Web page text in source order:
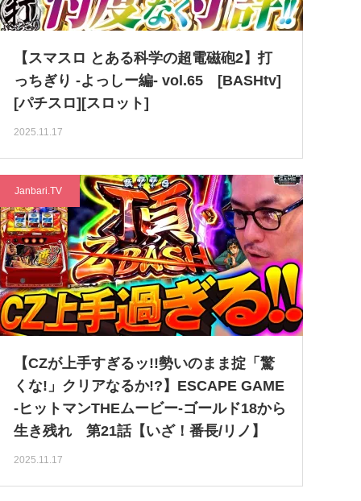
【スマスロ とある科学の超電磁砲2】打
っちぎり -よっしー編- vol.65 [BASHtv]
[パチスロ][スロット]
2025.11.17
Janbari.TV
【CZが上手すぎるッ!!勢いのまま掟「驚
くな!」クリアなるか!?】ESCAPE GAME
-ヒットマンTHEムービー-ゴールド18から
生き残れ 第21話【いざ！番長/リノ】
2025.11.17